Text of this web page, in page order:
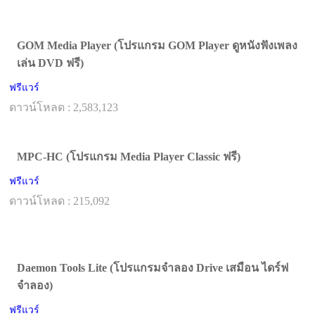
GOM Media Player (โปรแกรม GOM Player ดูหนังฟังเพลง
เล่น DVD ฟรี)
ฟรีแวร์
ดาวน์โหลด : 2,583,123
MPC-HC (โปรแกรม Media Player Classic ฟรี)
ฟรีแวร์
ดาวน์โหลด : 215,092
Daemon Tools Lite (โปรแกรมจำลอง Drive เสมือน ไดร์ฟ
จําลอง)
ฟรีแวร์